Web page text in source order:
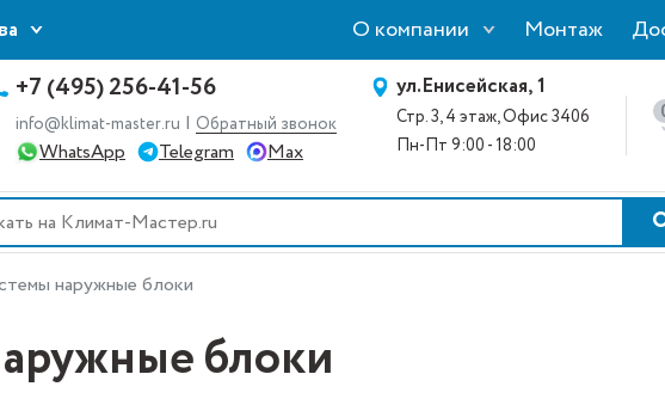
О компании Монтаж
+7 (495) 256-41-56
info@klimat-master.ru | Обратный звонок
WhatsApp Telegram Max
ул.Енисейская, 1
Стр. 3, 4 этаж, Офис 3406
Пн-Пт 9:00 - 18:00
наружные блоки
блоки